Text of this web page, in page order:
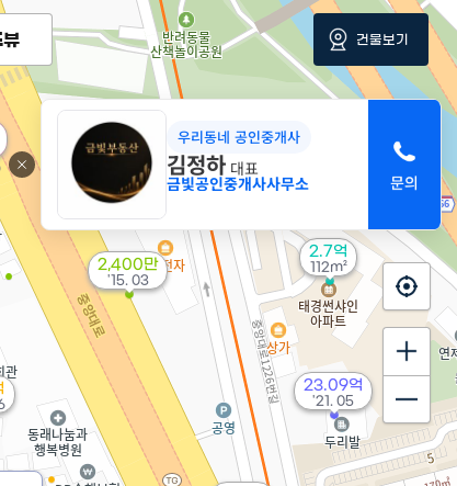
2.7억
112m²
23.09억
'21. 05
2,400만
'15. 03
우리동네 공인중개사
김정하 대표
금빛공인중개사사무소
뷰 건물보기